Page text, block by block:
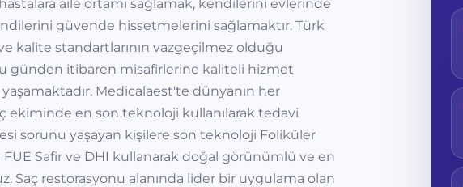
aile ortamı sağlamak, kendilerini evlerinde
güvende hissetmelerini sağlamaktır. Türk
kalite standartlarının vazgeçilmez olduğu
günden itibaren misafirlerine kaliteli hizmet
Medicalaest'te dünyanın her
ekiminde en son teknoloji kullanılarak tedavi
sorunu yaşayan kişilere son teknoloji Foliküler
Safir ve DHI kullanarak doğal görünümlü ve en
Saç restorasyonu alanında lider bir uygulama olan